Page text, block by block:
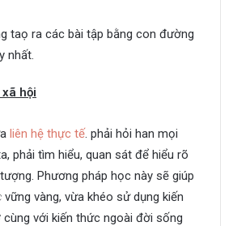
taọ ra các bài tập bằng con đường
nhất.
hội
liên hệ thực tế. phải hỏi han mọi
phải tìm hiểu, quan sát để hiểu rõ
Phương pháp học này sẽ giúp
vững vàng, vừa khéo sử dụng kiến
với kiến thức ngoài đời sống